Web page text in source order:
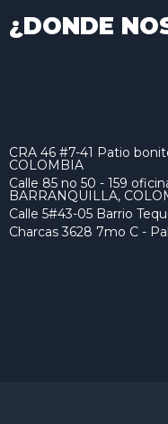
¿DONDE
CRA 46 #7-41 Patio
COLOMBIA
Calle 85 no 50 - 159
BARRANQUILLA,
Calle 5#43-05 Barrio
Charcas 3628 7mo C -